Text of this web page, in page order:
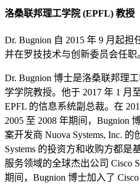
洛桑联邦理工学院 (EPFL) 教授
Dr. Bugnion 自 2015 年 9 月起担
并在罗技技术与创新委员会任职
Dr. Bugnion 博士是洛桑联邦理
学学院教授。他于 2017 年 1 月
EPFL 的信息系统副总裁。在
2005 至 2008 年期间，Bugnion
案开发商 Nuova Systems, Inc.
Systems 的投资方和收购方都是
服务领域的全球杰出公司 Cisco
期间，Bugnion 博士加入了